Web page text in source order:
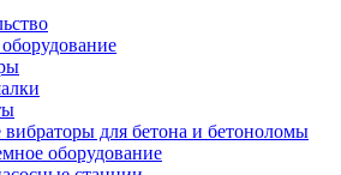
для бетона и бетоноломы
оборудование